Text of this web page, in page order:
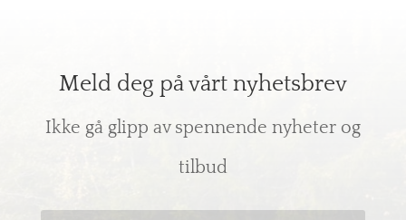
Meld deg på vårt nyhetsbrev
Ikke gå glipp av spennende nyheter og
tilbud